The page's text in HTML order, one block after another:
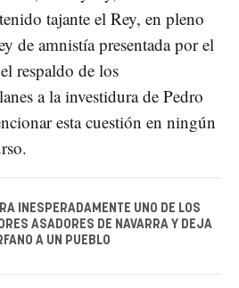
tajante el Rey, en pleno
de amnistía presentada por el
respaldo de los
a la investidura de Pedro
esta cuestión en ningún
INESPERADAMENTE UNO DE LOS
ASADORES DE NAVARRA Y DEJA
A UN PUEBLO